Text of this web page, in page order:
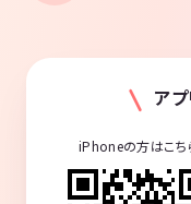
ア
iPhoneの方はこち